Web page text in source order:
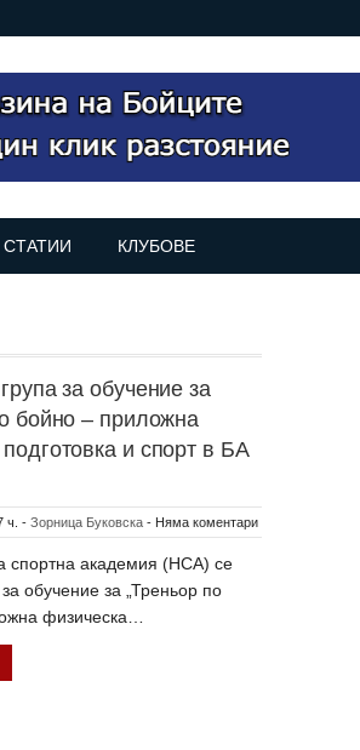
СТАТИИ КЛУБОВЕ
за обучение за
бойно – приложна
и спорт в БА
ч. - Зорница Буковска - Няма коментари
спортна академия (НСА) се
обучение за „Треньор по
физическа…